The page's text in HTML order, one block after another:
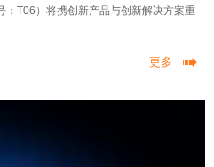
：T06）将携创新产品与创新解决方案重
更多 